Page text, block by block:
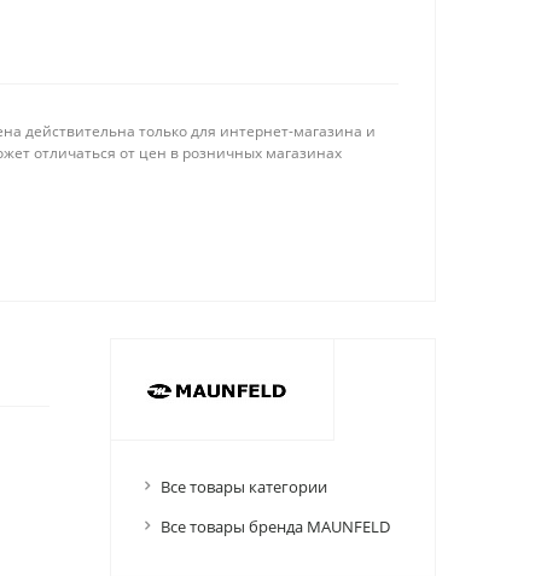
действительна только для интернет-магазина и
отличаться от цен в розничных магазинах
Все товары категории
Все товары бренда MAUNFELD